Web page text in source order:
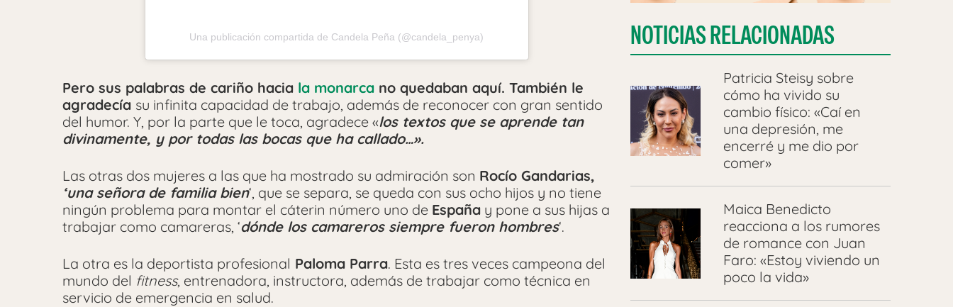
Una publicación compartida de Candela Peña (@candela_penya)
Pero sus palabras de cariño hacia la monarca no quedaban aquí. También le
agradecía su infinita capacidad de trabajo, además de reconocer con gran sentido
del humor. Y, por la parte que le toca, agradece «los textos que se aprende tan
divinamente, y por todas las bocas que ha callado…».
Las otras dos mujeres a las que ha mostrado su admiración son Rocío Gandarias,
‘una señora de familia bien‘, que se separa, se queda con sus ocho hijos y no tiene
ningún problema para montar el cáterin número uno de España y pone a sus hijas a
trabajar como camareras, ‘dónde los camareros siempre fueron hombres‘.
La otra es la deportista profesional Paloma Parra. Esta es tres veces campeona del
mundo del fitness, entrenadora, instructora, además de trabajar como técnica en
servicio de emergencia en salud.
NOTICIAS RELACIONADAS
Patricia Steisy sobre
cómo ha vivido su
cambio físico: «Caí en
una depresión, me
encerré y me dio por
comer»
Maica Benedicto
reacciona a los rumores
de romance con Juan
Faro: «Estoy viviendo un
poco la vida»